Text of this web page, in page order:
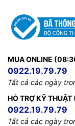
MUA ONLINE
0922.19.79.79
Tất cả các ngày
HỖ TRỢ KỸ
0922.19.79.79
Tất cả các ngày